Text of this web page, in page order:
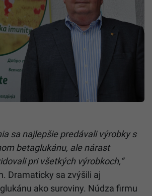
sa najlepšie predávali výrobky s
betaglukánu, ale nárast
pri všetkých výrobkoch,“
Dramaticky sa zvýšili aj
ako suroviny. Núdza firmu